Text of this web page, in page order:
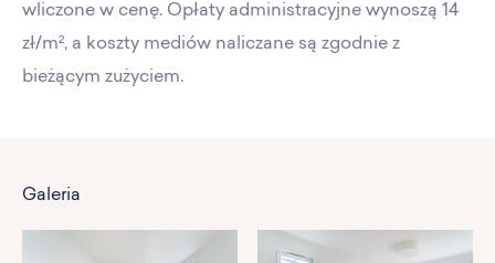
wliczone w cenę. Opłaty administracyjne wynoszą 14
zł/m², a koszty mediów naliczane są zgodnie z
bieżącym zużyciem.
Galeria